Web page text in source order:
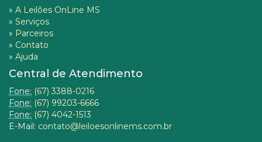
» A Leilões OnLine MS
» Serviços
» Parceiros
» Contato
» Ajuda
Central de Atendimento
Fone: (67) 3388-0216
Fone: (67) 99203-6666
Fone: (67) 4042-1513
E-Mail: contato@leiloesonlinems.com.br